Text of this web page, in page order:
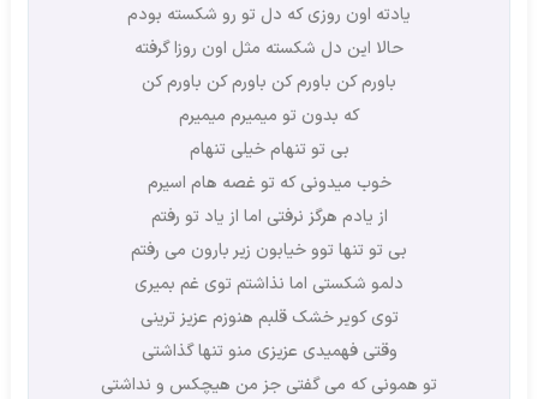
یادته اون روزی که دل تو رو شکسته بودم
حالا این دل شکسته مثل اون روزا گرفته
باورم کن باورم کن باورم کن باورم کن
که بدون تو میمیرم میمیرم
بی تو تنهام خیلی تنهام
خوب میدونی که تو غصه هام اسیرم
از یادم هرگز نرفتی اما از یاد تو رفتم
بی تو تنها توو خیابون زیر بارون می رفتم
دلمو شکستی اما نذاشتم توی غم بمیری
توی کویر خشک قلبم هنوزم عزیز ترینی
وقتی فهمیدی عزیزی منو تنها گذاشتی
تو همونی که می گفتی جز من هیچکس و نداشتی